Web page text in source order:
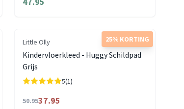
25% KORTING
Little Olly
Kindervloerkleed - Huggy Schildpad
Grijs
5(1)
50.9537.95